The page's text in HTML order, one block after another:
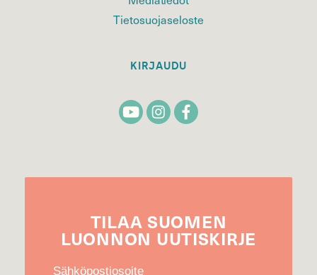
Tietosuojaseloste
KIRJAUDU
TILAA SUOMEN
LUONNON UUTIS­KIRJE
Sähköpostiosoite